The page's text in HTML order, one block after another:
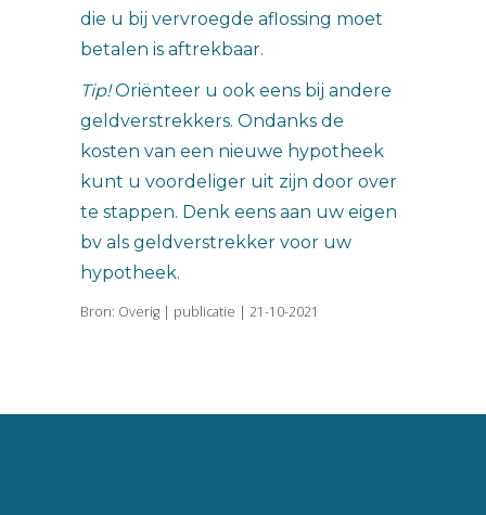
die u bij vervroegde aflossing moet
betalen is aftrekbaar.
Tip!Oriënteer u ook eens bij andere
geldverstrekkers. Ondanks de
kosten van een nieuwe hypotheek
kunt u voordeliger uit zijn door over
te stappen. Denk eens aan uw eigen
bv als geldverstrekker voor uw
hypotheek.
Bron: Overig | publicatie | 21-10-2021